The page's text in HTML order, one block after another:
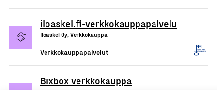
iloaskel.fi-verkkokauppapalvelu
Iloaskel Oy, Verkkokauppa
Verkkokauppapalvelut
Bixbox verkkokauppa